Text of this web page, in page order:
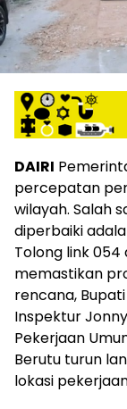
DAIRI
percepatan
wilayah. Salah
diperbaiki
Tolong link 054
memastikan
rencana,
Inspektur
Pekerjaan
Berutu turun
lokasi